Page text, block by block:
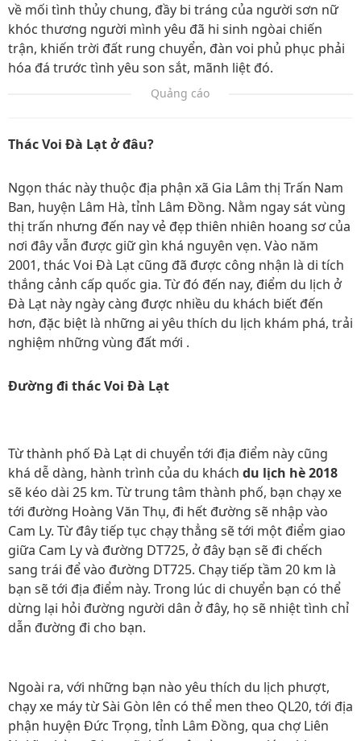
về mối tình thủy chung, đầy bi tráng của người sơn nữ
khóc thương người mình yêu đã hi sinh ngòai chiến
trận, khiến trời đất rung chuyển, đàn voi phủ phục phải
hóa đá trước tình yêu son sắt, mãnh liệt đó.
Quảng cáo
Thác Voi Đà Lạt ở đâu?
Ngọn thác này thuộc địa phận xã Gia Lâm thị Trấn Nam
Ban, huyện Lâm Hà, tỉnh Lâm Đồng. Nằm ngay sát vùng
thị trấn nhưng đến nay vẻ đẹp thiên nhiên hoang sơ của
nơi đây vẫn được giữ gìn khá nguyên vẹn. Vào năm
2001, thác Voi Đà Lạt cũng đã được công nhận là di tích
thắng cảnh cấp quốc gia. Từ đó đến nay, điểm du lịch ở
Đà Lạt này ngày càng được nhiều du khách biết đến
hơn, đặc biệt là những ai yêu thích du lịch khám phá, trải
nghiệm những vùng đất mới .
Đường đi thác Voi Đà Lạt
Từ thành phố Đà Lạt di chuyển tới địa điểm này cũng
khá dễ dàng, hành trình của du khách du lịch hè 2018
sẽ kéo dài 25 km. Từ trung tâm thành phố, bạn chạy xe
tới đường Hoàng Văn Thụ, đi hết đường sẽ nhập vào
Cam Ly. Từ đây tiếp tục chạy thẳng sẽ tới một điểm giao
giữa Cam Ly và đường DT725, ở đây bạn sẽ đi chếch
sang trái để vào đường DT725. Chạy tiếp tầm 20 km là
bạn sẽ tới địa điểm này. Trong lúc di chuyển bạn có thể
dừng lại hỏi đường người dân ở đây, họ sẽ nhiệt tình chỉ
dẫn đường đi cho bạn.
Ngoài ra, với những bạn nào yêu thích du lịch phượt,
chạy xe máy từ Sài Gòn lên có thể men theo QL20, tới địa
phận huyện Đức Trọng, tỉnh Lâm Đồng, qua chợ Liên